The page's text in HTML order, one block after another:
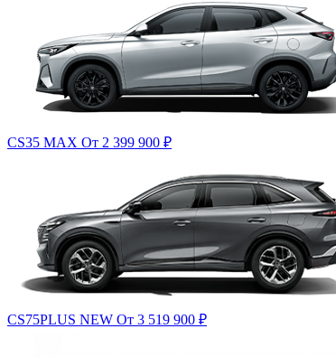
CS35 MAX От 2 399 900 ₽
CS75PLUS NEW От 3 519 900 ₽